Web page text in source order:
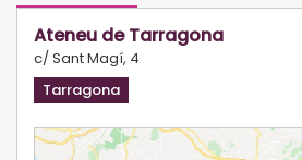
Ateneu de Tarragona
c/ Sant Magí, 4
Tarragona